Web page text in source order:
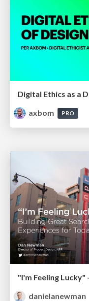
Digital Ethics as a
axbom
PRO
danielanewman